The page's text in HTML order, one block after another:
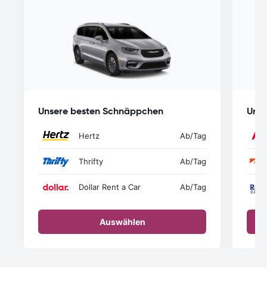
Unsere besten Schnäppchen
Hertz Ab/Tag
Thrifty Ab/Tag
Dollar Rent a Car Ab/Tag
Auswählen